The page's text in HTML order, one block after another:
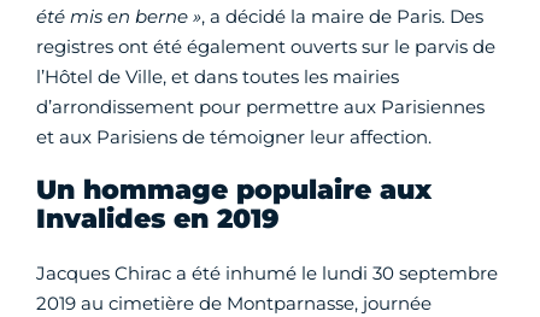
été mis en berne », a décidé la maire de Paris. Des
registres ont été également ouverts sur le parvis de
l’Hôtel de Ville, et dans toutes les mairies
d’arrondissement pour permettre aux Parisiennes
et aux Parisiens de témoigner leur affection.
Un hommage populaire aux
Invalides en 2019
Jacques Chirac a été inhumé le lundi 30 septembre
2019 au cimetière de Montparnasse, journée